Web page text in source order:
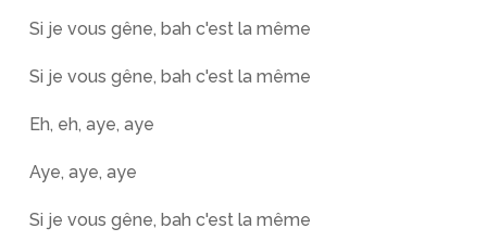
Si je vous gêne, bah c'est la même
Si je vous gêne, bah c'est la même
Eh, eh, aye, aye
Aye, aye, aye
Si je vous gêne, bah c'est la même